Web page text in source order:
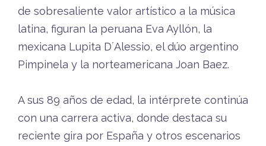
de sobresaliente valor artístico a la música
latina, figuran la peruana Eva Ayllón, la
mexicana Lupita D´Alessio, el dúo argentino
Pimpinela y la norteamericana Joan Baez.
A sus 89 años de edad, la intérprete continúa
con una carrera activa, donde destaca su
reciente gira por España y otros escenarios